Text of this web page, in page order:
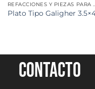
REFACCIONES
Plato Tipo Galigher
Contacto